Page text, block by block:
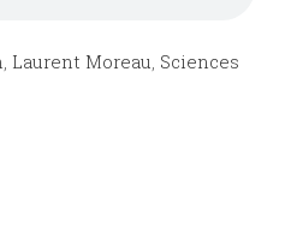
, Laurent Moreau, Sciences